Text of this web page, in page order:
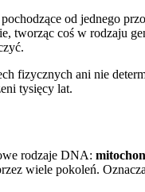
pochodzące od jednego
tworząc coś w rodzaju
fizycznych ani nie
tysięcy lat.
rodzaje DNA:
wiele pokoleń.